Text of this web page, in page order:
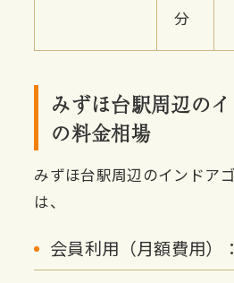
分
みずほ台駅周辺の
の料金相場
みずほ台駅周辺のインドア
は、
会員利用（月額費用）